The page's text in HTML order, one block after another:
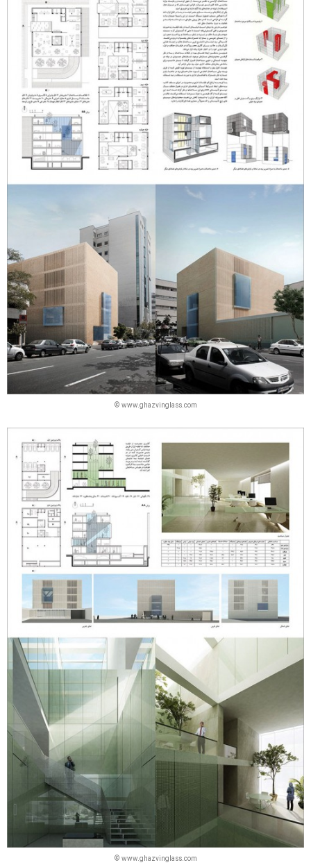
© www.ghazvinglass.com
© www.ghazvinglass.com